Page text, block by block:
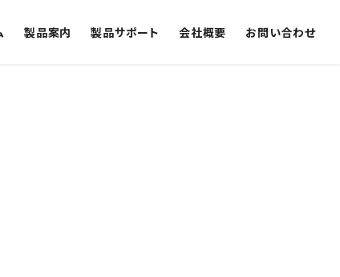
製品案内 製品サポート 会社概要 お問い合わせ